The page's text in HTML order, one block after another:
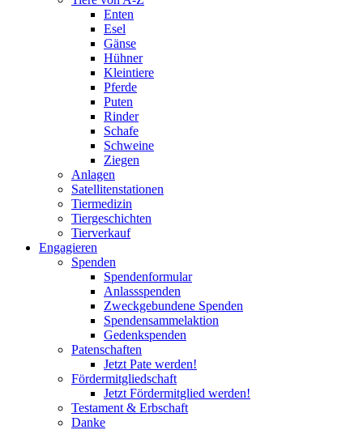
Enten
Esel
Gänse
Hühner
Kleintiere
Pferde
Puten
Rinder
Schafe
Schweine
Ziegen
Anlagen
Satellitenstationen
Tiermedizin
Tiergeschichten
Tierverkauf
Engagieren
Spenden
Spendenformular
Anlassspenden
Zweckgebundene Spenden
Spendensammelaktion
Gedenkspenden
Patenschaften
Jetzt Pate werden!
Fördermitgliedschaft
Jetzt Fördermitglied werden!
Testament & Erbschaft
Danke